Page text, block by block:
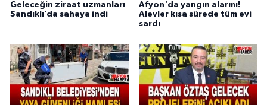
Geleceğin ziraat uzmanları
Sandıklı’da sahaya indi
Afyon'da yangın alarmı!
Alevler kısa sürede tüm evi
sardı